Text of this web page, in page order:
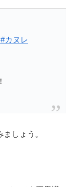
#カヌレ
しょう。